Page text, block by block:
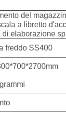
del
a libretto
elaborazione
freddo SS400